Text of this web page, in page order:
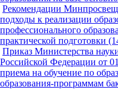
Рекомендации
подходы к реализации
профессионального
практической подготовки
Приказ Министерства
Российской Федерации от
приема на обучение по
образования-программам